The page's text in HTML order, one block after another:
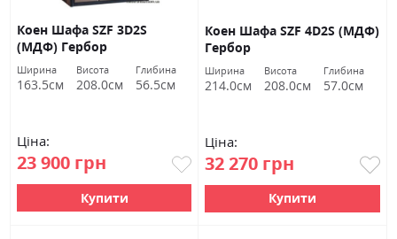
Коен Шафа SZF 3D2S
(МДФ) Гербор
Ширина
163.5см
Висота
208.0см
Глибина
56.5см
Ціна:
23 900 грн
Купити
Коен Шафа SZF 4D2S (МДФ)
Гербор
Ширина
214.0см
Висота
208.0см
Глибина
57.0см
Ціна:
32 270 грн
Купити